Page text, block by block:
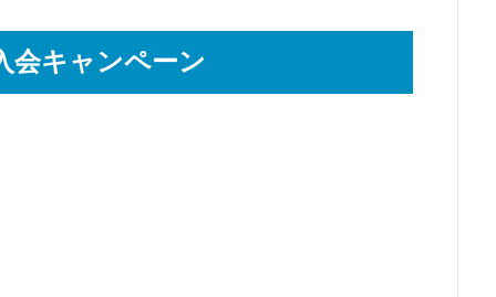
会キャンペーン